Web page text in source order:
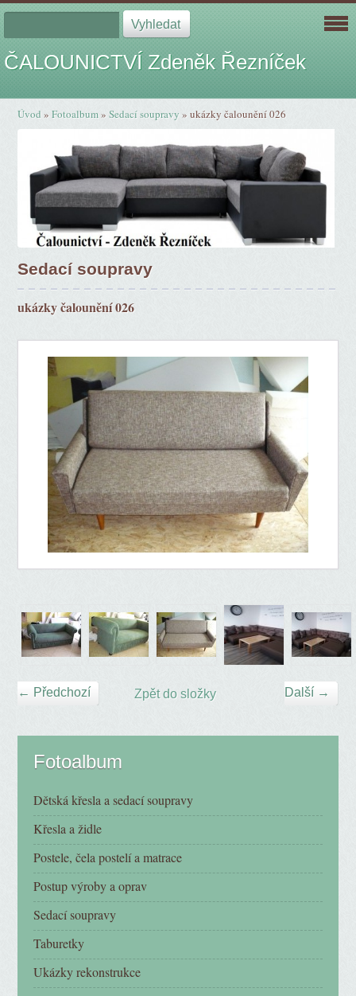
ČALOUNICTVÍ Zdeněk Řezníček
Úvod »Fotoalbum»Sedací soupravy »ukázky čalounění 026
Sedací soupravy
ukázky čalounění 026
← Předchozí Další →
Zpět do složky
Fotoalbum
Dětská křesla a sedací soupravy
Křesla a židle
Postele, čela postelí a matrace
Postup výroby a oprav
Sedací soupravy
Taburetky
Ukázky rekonstrukce